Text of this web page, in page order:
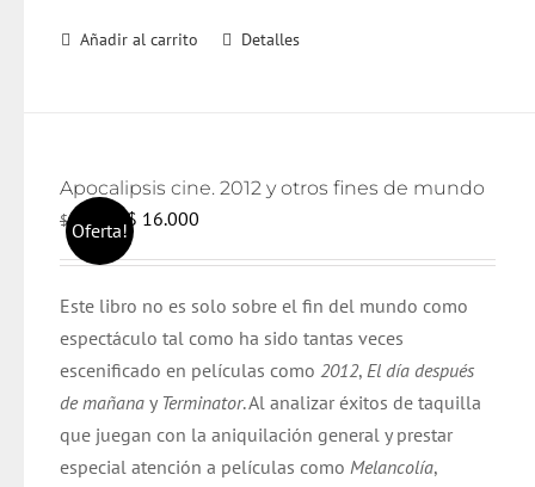
Añadir al carrito Detalles
Oferta!
Apocalipsis cine. 2012 y otros fines de mundo
$17.000
El
precio
era:
$ 17.000.
$ 16.000
es:
$ 16.000.
Este libro no es solo sobre el fin del mundo como
espectáculo tal como ha sido tantas veces
escenificado en películas como 2012, El día después
de mañana y Terminator. Al analizar éxitos de taquilla
que juegan con la aniquilación general y prestar
especial atención a películas como Melancolía,